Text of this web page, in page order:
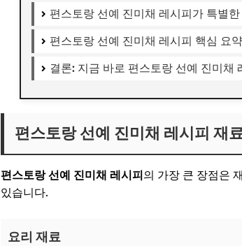
편스토랑 선예 진미채 레시피가 특별한
편스토랑 선예 진미채 레시피 핵심 요약
결론: 지금 바로 편스토랑 선예 진미채
편스토랑 선예 진미채 레시피 재
편스토랑 선예 진미채 레시피의 가장 큰 장점은
있습니다.
요리 재료